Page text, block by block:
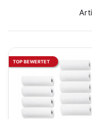
TOP BEWERTET